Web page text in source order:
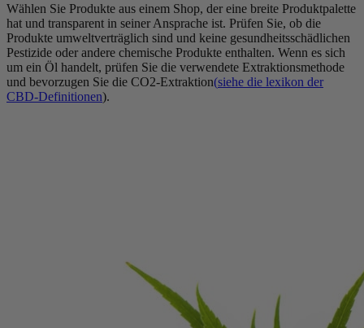
Wählen Sie Produkte aus einem Shop, der eine breite Produktpalette
hat und transparent in seiner Ansprache ist. Prüfen Sie, ob die
Produkte umweltverträglich sind und keine gesundheitsschädlichen
Pestizide oder andere chemische Produkte enthalten. Wenn es sich
um ein Öl handelt, prüfen Sie die verwendete Extraktionsmethode
und bevorzugen Sie die CO2-Extraktion(siehe die lexikon der
CBD-Definitionen).